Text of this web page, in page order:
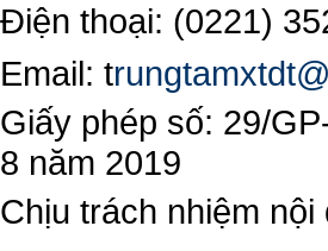
Điện thoại: (0221)
Email: t
Giấy phép số: 29/
8 năm 2019
Chịu trách nhiệm